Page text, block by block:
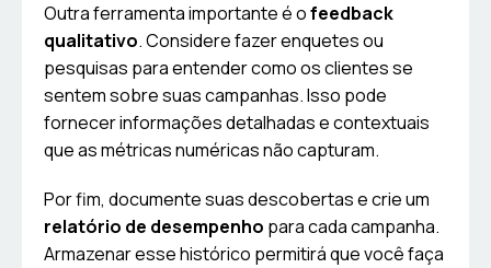
Outra ferramenta importante é ofeedback
qualitativo. Considere fazer enquetes ou
pesquisas para entender como os clientes se
sentem sobre suas campanhas. Isso pode
fornecer informações detalhadas e contextuais
que as métricas numéricas não capturam.
Por fim, documente suas descobertas e crie um
relatório de desempenho para cada campanha.
Armazenar esse histórico permitirá que você faça